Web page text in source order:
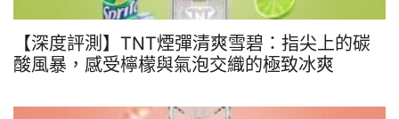
【深度評測】TNT煙彈清爽雪碧：指尖上的碳
酸風暴，感受檸檬與氣泡交織的極致冰爽